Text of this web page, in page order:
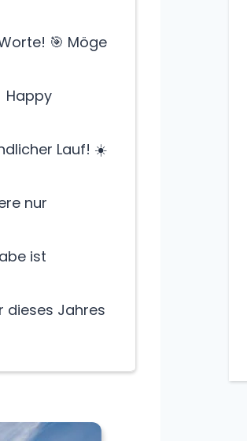
🎯 Möge
Happy
Lauf! ☀️
nur
ist
dieses Jahres